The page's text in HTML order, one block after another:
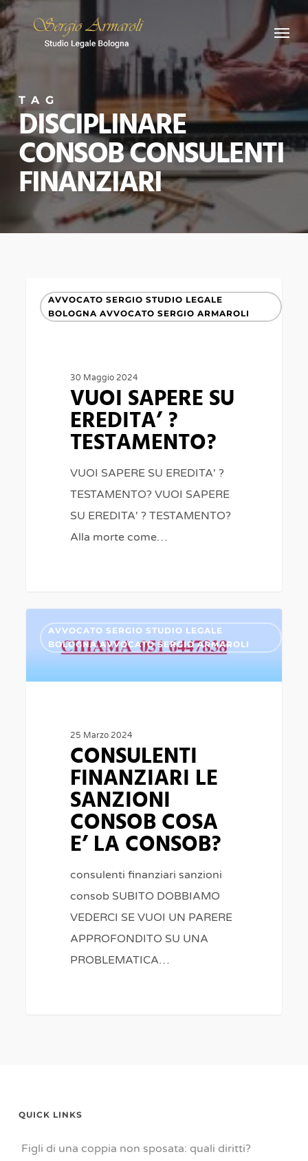
Skip
to
main
content
Menu
TAG
DISCIPLINARE
CONSOB CONSULENTI
FINANZIARI
SAPERE
TESTAMENTO?
AVVOCATO SERGIO STUDIO LEGALE
BOLOGNA AVVOCATO SERGIO ARMAROLI
30 Maggio 2024
VUOI SAPERE SU
EREDITA’ ?
TESTAMENTO?
VUOI SAPERE SU EREDITA' ?
TESTAMENTO? VUOI SAPERE
SU EREDITA' ? TESTAMENTO?
Alla morte come…
FINANZIARI
SANZIONI
CONSOB?
AVVOCATO SERGIO STUDIO LEGALE
BOLOGNA AVVOCATO SERGIO ARMAROLI
25 Marzo 2024
CONSULENTI
FINANZIARI LE
SANZIONI
CONSOB COSA
E’ LA CONSOB?
consulenti finanziari sanzioni
consob SUBITO DOBBIAMO
VEDERCI SE VUOI UN PARERE
APPROFONDITO SU UNA
PROBLEMATICA…
0
QUICK LINKS
Figli di una coppia non sposata: quali diritti?